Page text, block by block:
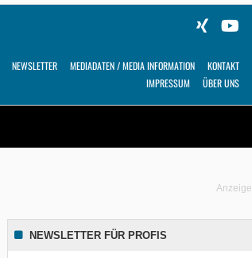
NEWSLETTER MEDIADATEN / MEDIA INFORMATION
KONTAKT
IMPRESSUM
ÜBER UNS
Anzeige
NEWSLETTER FÜR PROFIS